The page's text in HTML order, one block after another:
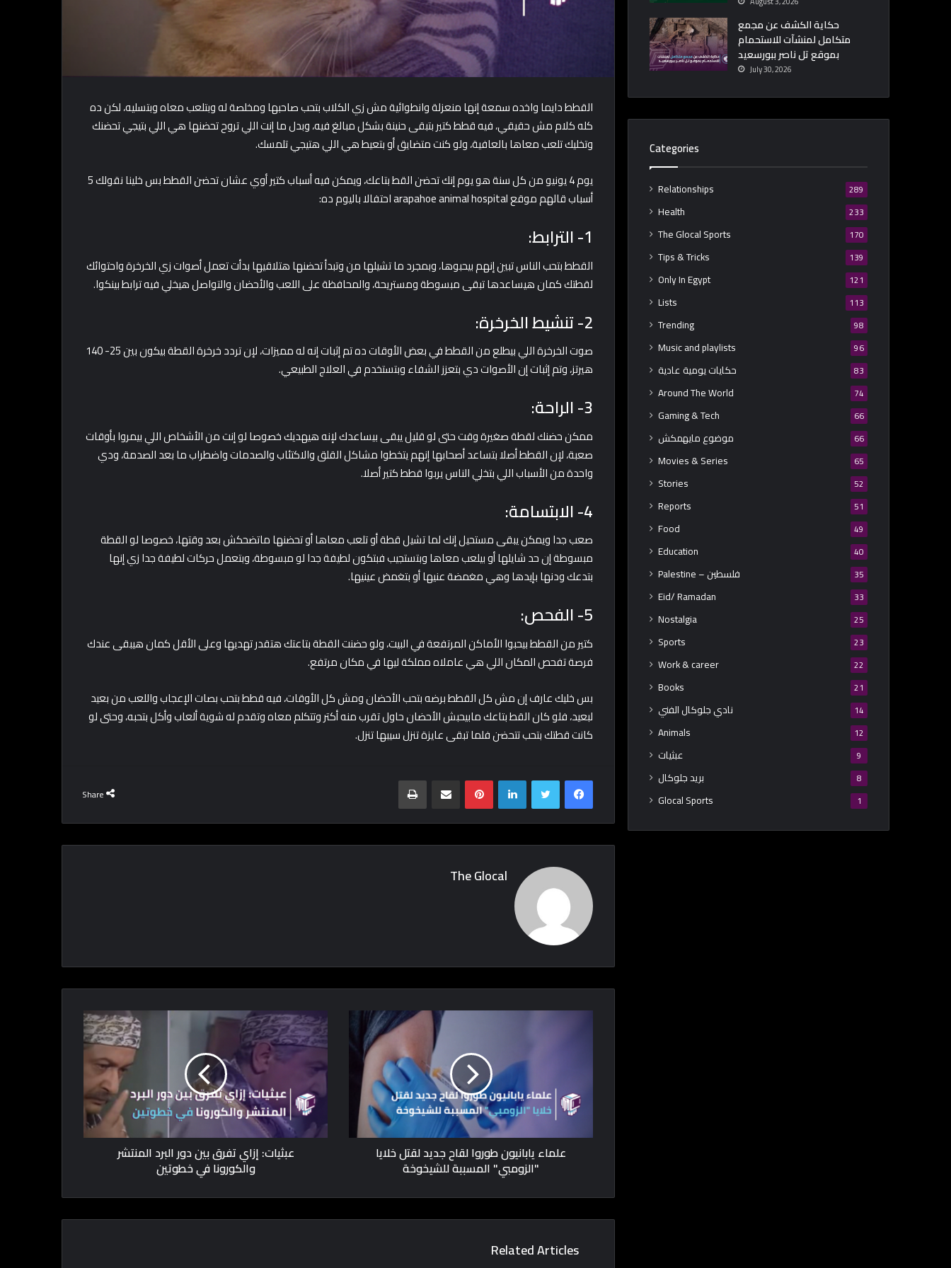
القطط دايما واخده سمعة إنها منعزلة وانطوائية مش زي الكلاب بتحب صاحبها ومخلصة له وبتلعب معاه وبتسليه، لكن ده
كله كلام مش حقيقي، فيه قطط كتير بتبقى حنينة بشكل مبالغ فيه، وبدل ما إنت اللي تروح تحضنها هي اللي بتيجي تحضنك
وتخليك تلعب معاها بالعافية، ولو كنت متضايق أو بتعيط هي اللي هتيجي تلمسك.
يوم 4 يونيو من كل سنة هو يوم إنك تحضن القط بتاعك، ويمكن فيه أسباب كتير أوي عشان تحضن القطط بس خلينا نقولك 5
أسباب قالهم موقع arapahoe animal hospital احتفالا باليوم ده:
1- الترابط:
القطط بتحب الناس تبين إنهم بيحبوها، وبمجرد ما تشيلها من وتبدأ تحضنها هتلاقيها بدأت تعمل أصوات زي الخرخرة واحتوائك
لقطتك كمان هيساعدها تبقى مبسوطة ومستريحة، والمحافظة على اللعب والأحضان والتواصل هيخلي فيه ترابط بينكوا.
2- تنشيط الخرخرة:
صوت الخرخرة اللي بيطلع من القطط في بعض الأوقات ده تم إثبات إنه له مميزات، لإن تردد خرخرة القطة بيكون بين 25- 140
هيرتز، وتم إثبات إن الأصوات دي بتعزز الشفاء وبتستخدم في العلاج الطبيعي.
3- الراحة:
ممكن حضنك لقطة صغيرة وقت حتى لو قليل يبقى بيساعدك لإنه هيهديك خصوصا لو إنت من الأشخاص اللي بيمروا بأوقات
صعبة، لإن القطط أصلا بتساعد أصحابها إنهم يتخطوا مشاكل القلق والاكتئاب والصدمات واضطراب ما بعد الصدمة، ودي
واحدة من الأسباب اللي بتخلي الناس يربوا قطط كتير أصلا.
4- الابتسامة:
صعب جدا ويمكن يبقى مستحيل إنك لما تشيل قطة أو تلعب معاها أو تحضنها ماتضحكش بعد وقتها، خصوصا لو القطة
مبسوطة إن حد شايلها أو بيلعب معاها وبتستجيب فبتكون لطيفة جدا لو مبسوطة، وبتعمل حركات لطيفة جدا زي إنها
بتدعك ودنها بإيدها وهي مغمضة عنيها أو بتغمض عينيها.
5- الفحص:
كتير من القطط بيحبوا الأماكن المرتفعة في البيت، ولو حضنت القطة بتاعتك هتقدر تهديها وعلى الأقل كمان هيبقى عندك
فرصة تفحص المكان اللي هي عاملاه مملكة ليها في مكان مرتفع.
بس خليك عارف إن مش كل القطط برضه بتحب الأحضان ومش كل الأوقات، فيه قطط بتحب بصات الإعجاب واللعب من بعيد
لبعيد، فلو كان القط بتاعك مابيحبش الأحضان حاول تقرب منه أكتر وتتكلم معاه وتقدم له شوية ألعاب وأكل بتحبه، وحتى لو
كانت قطتك بتحب تتحضن فلما تبقى عايزة تنزل سيبها تنزل.
Share
Facebook
Twitter
LinkedIn
Pinterest
Print
The Glocal
عبثيات: إزاي تفرق بين دور البرد المنتشر
والكورونا في خطوتين
علماء يابانيون طوروا لقاح جديد لقتل خلايا
"الزومبي" المسببة للشيخوخة
Related Articles
حكاية الكشف عن مجمع
متكامل لمنشآت للاستحمام
بموقع تل ناصر ببورسعيد
July 30, 2026
Categories
Relationships 289
Health 233
The Glocal Sports 170
Tips & Tricks 139
Only In Egypt 121
Lists 113
Trending 98
Music and playlists 96
حكايات يومية عادية 83
Around The World 74
Gaming & Tech 66
موضوع مايهمكش 66
Movies & Series 65
Stories 52
Reports 51
Food 49
Education 40
Palestine – فلسطين 35
Eid/ Ramadan 33
Nostalgia 25
Sports 23
Work & career 22
Books 21
نادي جلوكال الفني 14
Animals 12
عبثيات 9
بريد جلوكال 8
Glocal Sports 1